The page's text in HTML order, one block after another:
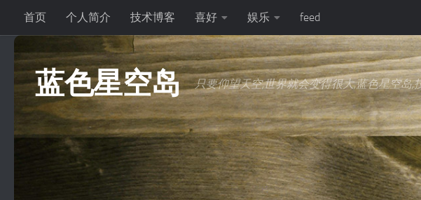
跳至内容
首页 个人简介 技术博客 喜好 娱乐 feed
蓝色星空岛 只要仰望天空,世界就会变得很大,蓝色星空岛,